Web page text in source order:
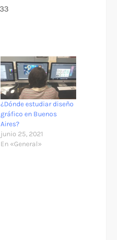
¿Dónde estudiar diseño
gráfico en Buenos
Aires?
junio 25, 2021
En «General»